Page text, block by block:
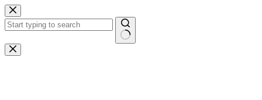
Zum
Inhalt
springen
Keine
Ergebnisse